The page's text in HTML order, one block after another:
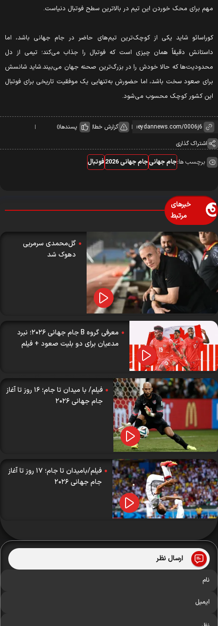
برای محک خوردن این تیم در بالاترین سطح فوتبال دنیاست.
شاید یکی از کوچک‌ترین تیم‌های حاضر در جام جهانی باشد، اما
دقیقاً همان چیزی است که فوتبال را جذاب می‌کند؛ تیمی از دل
که حالا خودش را در بزرگ‌ترین صحنه جهان می‌بیند.شاید شانسش
صعود سخت باشد، اما حضورش به‌تنهایی یک موفقیت تاریخی برای فوتبال
کشور کوچک محسوب می‌شود.
گزارش خطا پسندها0
اشتراک گذاری
برچسب ها:جام جهانیجام جهانی 2026 فوتبال
خبرهای
مرتبط
گل‌محمدی سرمربی
دهوک شد
معرفی گروه B جام جهانی ۲۰۲۶؛ نبرد
مدعیان برای دو بلیت صعود + فیلم
فیلم/ با میدان تا جام؛ ۱۶ روز تا آغاز
جام جهانی ۲۰۲۶
فیلم/بامیدان تا جام؛ ۱۷ روز تا آغاز
جام جهانی ۲۰۲۶
ارسال نظر